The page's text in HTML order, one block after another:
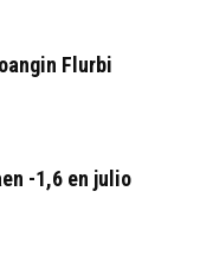
Flurbi
-1,6 en julio